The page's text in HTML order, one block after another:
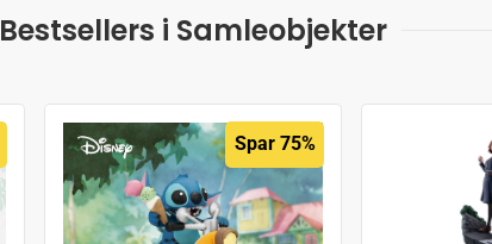
Bestsellers i Samleobjekter
Spar 75%